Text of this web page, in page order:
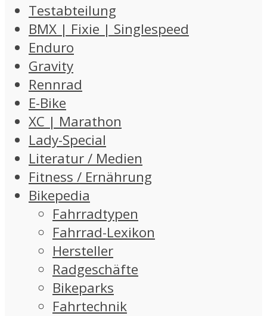
Testabteilung
BMX | Fixie | Singlespeed
Enduro
Gravity
Rennrad
E-Bike
XC | Marathon
Lady-Special
Literatur / Medien
Fitness / Ernährung
Bikepedia
Fahrradtypen
Fahrrad-Lexikon
Hersteller
Radgeschäfte
Bikeparks
Fahrtechnik